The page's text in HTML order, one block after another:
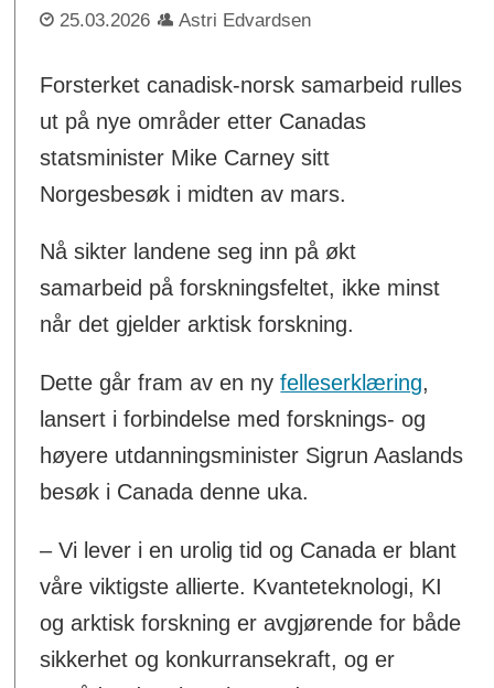
25.03.2026 Astri Edvardsen
Forsterket canadisk-norsk samarbeid rulles
ut på nye områder etter Canadas
statsminister Mike Carney sitt
Norgesbesøk i midten av mars.
Nå sikter landene seg inn på økt
samarbeid på forskningsfeltet, ikke minst
når det gjelder arktisk forskning.
Dette går fram av en nyfelleserklæring,
lansert i forbindelse med forsknings- og
høyere utdanningsminister Sigrun Aaslands
besøk i Canada denne uka.
– Vi lever i en urolig tid og Canada er blant
våre viktigste allierte. Kvanteteknologi, KI
og arktisk forskning er avgjørende for både
sikkerhet og konkurransekraft, og er